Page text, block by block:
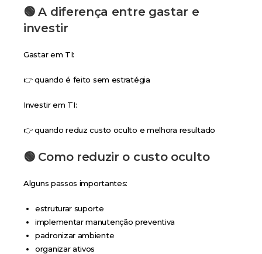
🟢 A diferença entre gastar e
investir
Gastar em TI:
👉 quando é feito sem estratégia
Investir em TI:
👉 quando reduz custo oculto e melhora resultado
🟢 Como reduzir o custo oculto
Alguns passos importantes:
estruturar suporte
implementar manutenção preventiva
padronizar ambiente
organizar ativos